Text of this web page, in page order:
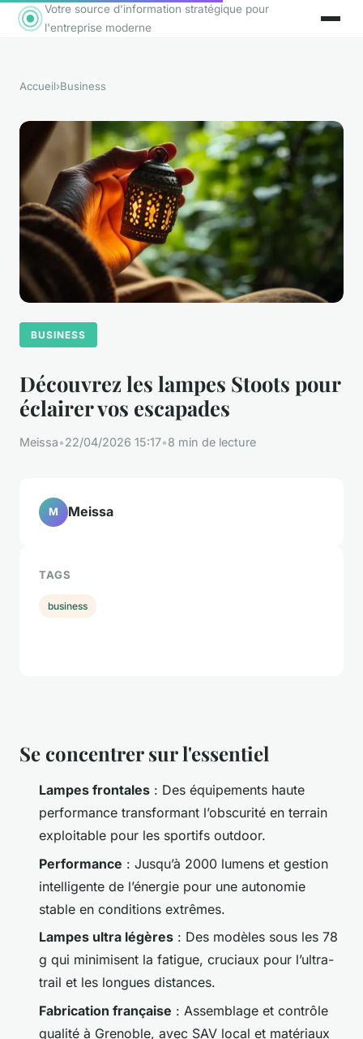
Votre source d'information stratégique pour
l'entreprise moderne
Accueil›Business
BUSINESS
Découvrez les lampes Stoots pour
éclairer vos escapades
Meissa•22/04/2026 15:17•8 min de lecture
Se concentrer sur l'essentiel
Lampes frontales : Des équipements haute
performance transformant l’obscurité en terrain
exploitable pour les sportifs outdoor.
Performance : Jusqu’à 2000 lumens et gestion
intelligente de l’énergie pour une autonomie
stable en conditions extrêmes.
Lampes ultra légères : Des modèles sous les 78
g qui minimisent la fatigue, cruciaux pour l’ultra-
trail et les longues distances.
Fabrication française : Assemblage et contrôle
qualité à Grenoble, avec SAV local et matériaux
M Meissa
TAGS
business